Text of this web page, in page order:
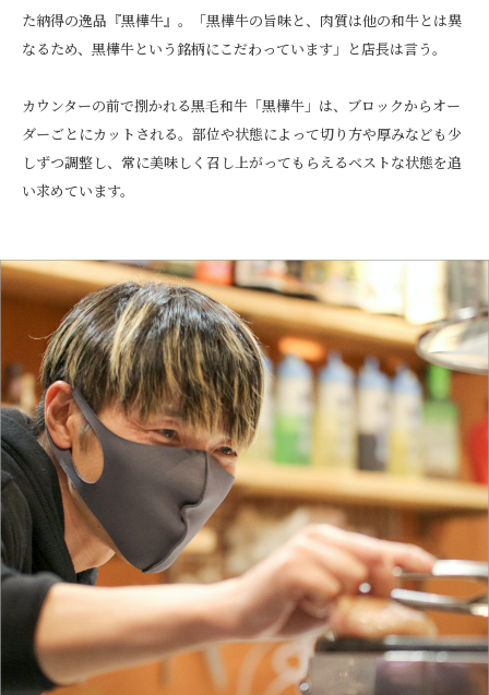
た納得の逸品『黒樺牛』。「黒樺牛の旨味と、肉質は他の和牛とは異
なるため、黒樺牛という銘柄にこだわっています」と店長は言う。
カウンターの前で捌かれる黒毛和牛「黒樺牛」は、ブロックからオー
ダーごとにカットされる。部位や状態によって切り方や厚みなども少
しずつ調整し、常に美味しく召し上がってもらえるベストな状態を追
い求めています。